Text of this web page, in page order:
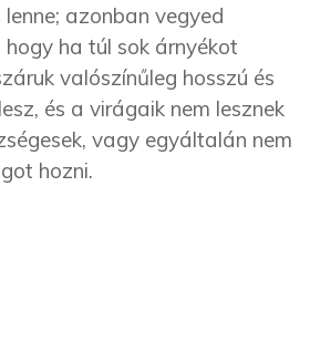
azonban vegyed
hogy ha túl sok árnyékot
valószínűleg hosszú és
és a virágaik nem lesznek
vagy egyáltalán nem
hozni.